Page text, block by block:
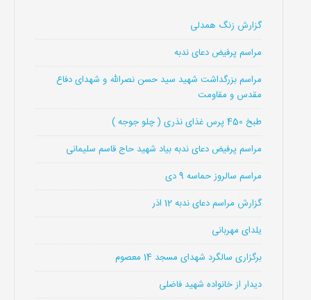
گزارش زنگ همدلی
مراسم پرفیض دعای ندبه
مراسم بزرگداشت شهید سید حسن نصرالله و شهدای دفاع
مقدس و مقاومت
طبخ 450 پرس غذای نذری ( چلو جوجه )
مراسم پرفیض دعای ندبه بیاد شهید حاج قاسم سلیمانی
مراسم سالروز حماسه 9 دی
گزارش مراسم دعای ندبه 12 اذر
یلدای مهربانی
برگزاری سالگرد شهدای مسجد 14 معصوم
دیدار از خانواده شهید فاضلی